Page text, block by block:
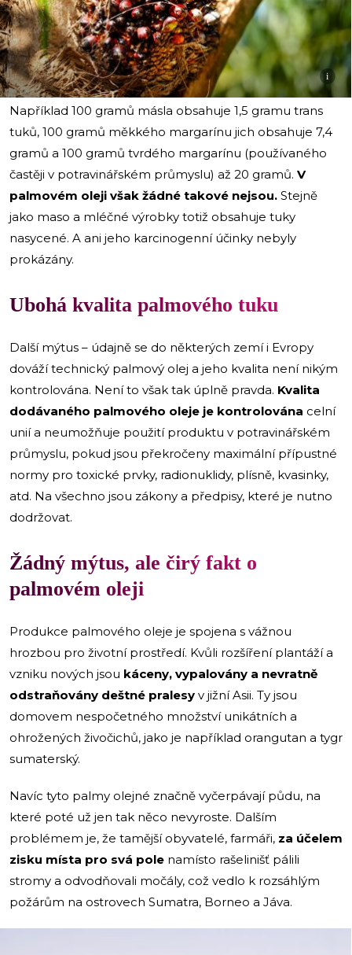
i
Například 100 gramů másla obsahuje 1,5 gramu trans
tuků, 100 gramů měkkého margarínu jich obsahuje 7,4
gramů a 100 gramů tvrdého margarínu (používaného
častěji v potravinářském průmyslu) až 20 gramů. V
palmovém oleji však žádné takové nejsou. Stejně
jako maso a mléčné výrobky totiž obsahuje tuky
nasycené. A ani jeho karcinogenní účinky nebyly
prokázány.
Ubohá kvalita palmového tuku
Další mýtus – údajně se do některých zemí i Evropy
dováží technický palmový olej a jeho kvalita není nikým
kontrolována. Není to však tak úplně pravda. Kvalita
dodávaného palmového oleje je kontrolována celní
unií a neumožňuje použití produktu v potravinářském
průmyslu, pokud jsou překročeny maximální přípustné
normy pro toxické prvky, radionuklidy, plísně, kvasinky,
atd. Na všechno jsou zákony a předpisy, které je nutno
dodržovat.
Žádný mýtus, ale čirý fakt o
palmovém oleji
Produkce palmového oleje je spojena s vážnou
hrozbou pro životní prostředí. Kvůli rozšíření plantáží a
vzniku nových jsou káceny, vypalovány a nevratně
odstraňovány deštné pralesy v jižní Asii. Ty jsou
domovem nespočetného množství unikátních a
ohrožených živočichů, jako je například orangutan a tygr
sumaterský.
Navíc tyto palmy olejné značně vyčerpávají půdu, na
které poté už jen tak něco nevyroste. Dalším
problémem je, že tamější obyvatelé, farmáři, za účelem
zisku místa pro svá pole namísto rašelinišť pálili
stromy a odvodňovali močály, což vedlo k rozsáhlým
požárům na ostrovech Sumatra, Borneo a Jáva.